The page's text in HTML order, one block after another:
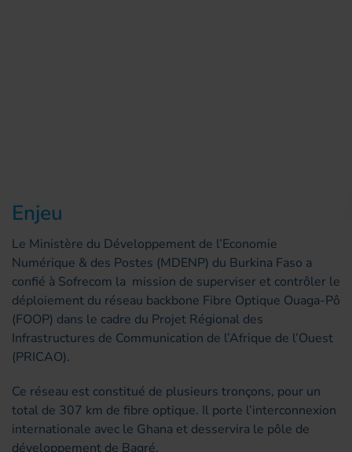
Enjeu
Le Ministère du Développement de l’Economie
Numérique & des Postes (MDENP) du Burkina Faso a
confié à Sofrecom la mission de superviser et contrôler le
déploiement du réseau backbone Fibre Optique Ouaga-Pô
(FOOP) dans le cadre du Projet Régional des
Infrastructures de Communication de l’Afrique de l’Ouest
(PRICAO).
Ce réseau est constitué de plusieurs tronçons, pour un
total de 307 km de fibre optique. Il porte l’interconnexion
internationale avec le Ghana et desservira le pôle de
développement de Bagré.